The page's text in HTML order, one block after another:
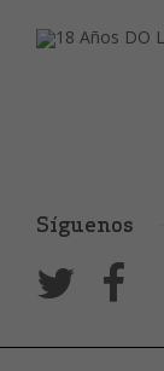
Síguenos